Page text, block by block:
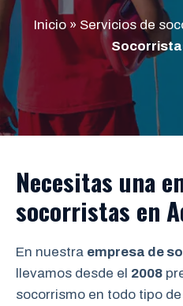
Inicio» Servicios de
Necesitas una
socorristas en
En nuestra empresa de
llevamos desde el 2008
socorrismo en todo tipo